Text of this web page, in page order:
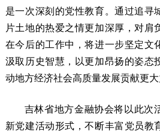
是一次深刻的党性教育。通过追寻
片土地的热爱之情更加深厚，对肩
在今后的工作中，将进一步坚定文
汲取历史智慧，以更加昂扬的姿态
动地方经济社会高质量发展贡献更大
吉林省地方金融协会将以此次
新党建活动形式，不断丰富党员教